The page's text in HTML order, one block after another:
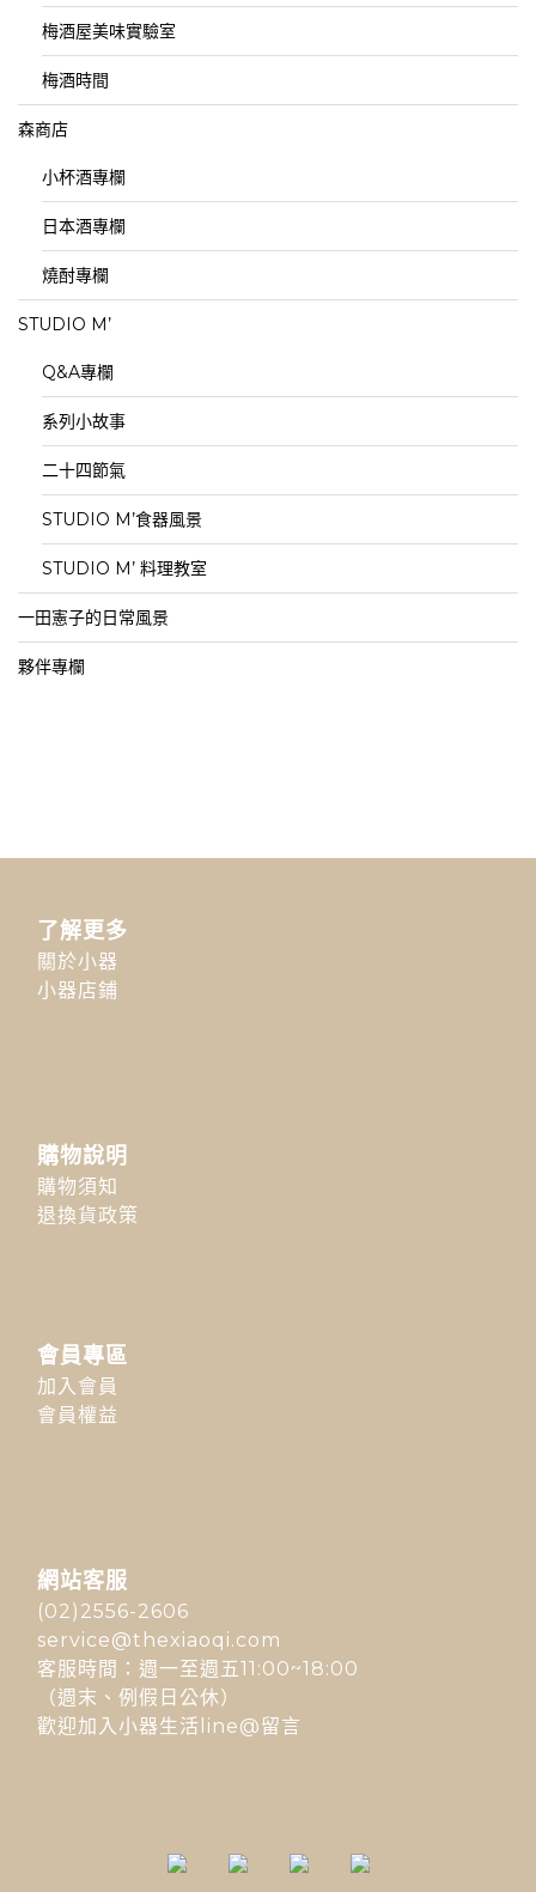
梅酒屋美味實驗室
梅酒時間
森商店
小杯酒專欄
日本酒專欄
燒酎專欄
STUDIO M’
Q&A專欄
系列小故事
二十四節氣
STUDIO M’食器風景
STUDIO M’ 料理教室
一田憲子的日常風景
夥伴專欄
了解更多
關於小器
小器店鋪
購物說明
購物須知
退換貨政策
會員專區
加入會員
會員權益
網站客服
(02)2556-2606
service@thexiaoqi.com
客服時間：週一至週五11:00~18:00
（週末、例假日公休）
歡迎加入小器生活line@留言